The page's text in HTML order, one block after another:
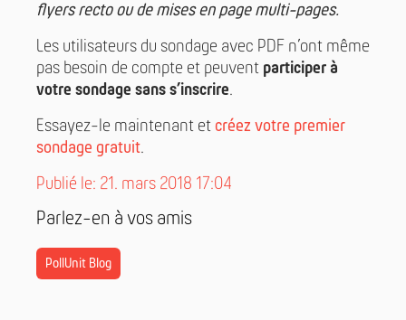
flyers recto ou de mises en page multi-pages.
Les utilisateurs du sondage avec PDF n’ont même
pas besoin de compte et peuvent participer à
votre sondage sans s’inscrire.
Essayez-le maintenant et créez votre premier
sondage gratuit.
Publié le: 21. mars 2018 17:04
Parlez-en à vos amis
PollUnit Blog